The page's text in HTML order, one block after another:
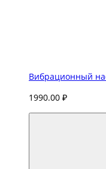
Вибрационный
1990.00 ₽